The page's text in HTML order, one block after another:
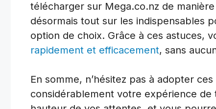
télécharger sur Mega.co.nz de
désormais tout sur les indispensables
option de choix. Grâce à ces astuces,
rapidement et efficacement, sans
En somme, n’hésitez pas à adopter
considérablement votre expérience